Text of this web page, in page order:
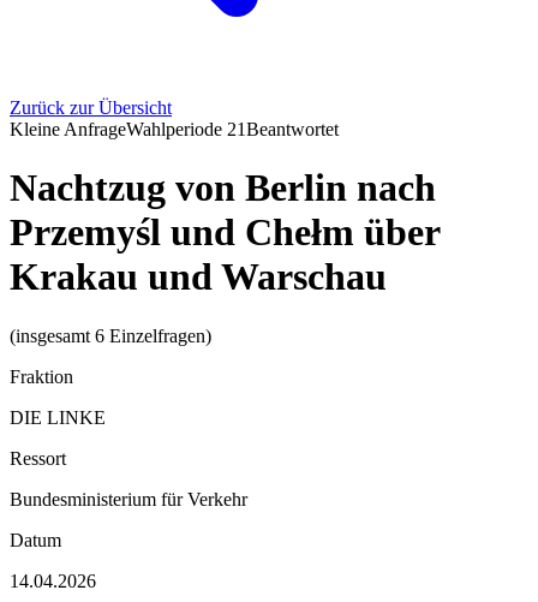
Zurück zur Übersicht
Kleine AnfrageWahlperiode 21Beantwortet
Nachtzug von Berlin nach
Przemyśl und Chełm über
Krakau und Warschau
(insgesamt 6 Einzelfragen)
Fraktion
DIE LINKE
Ressort
Bundesministerium für Verkehr
Datum
14.04.2026